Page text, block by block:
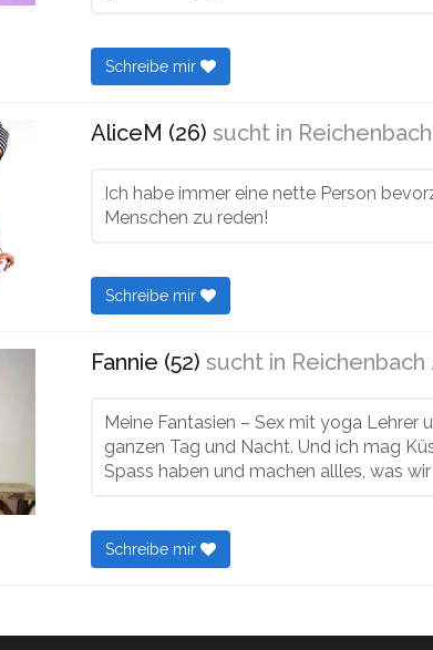
Schreibe mir
AliceM (26) sucht in
Ich habe immer eine nette Person
Menschen zu reden!
Schreibe mir
Fannie (52) sucht in
Meine Fantasien – Sex mit yoga Lehrer
ganzen Tag und Nacht. Und ich mag
Spass haben und machen allles, was
Schreibe mir